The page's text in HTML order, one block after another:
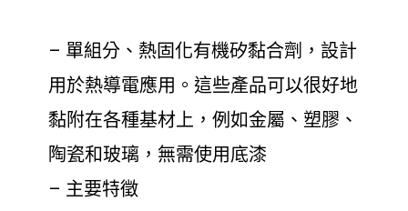
– 單組分、熱固化有機矽黏合劑，設計
用於熱導電應用。這些產品可以很好地
黏附在各種基材上，例如金屬、塑膠、
陶瓷和玻璃，無需使用底漆
– 主要特徵